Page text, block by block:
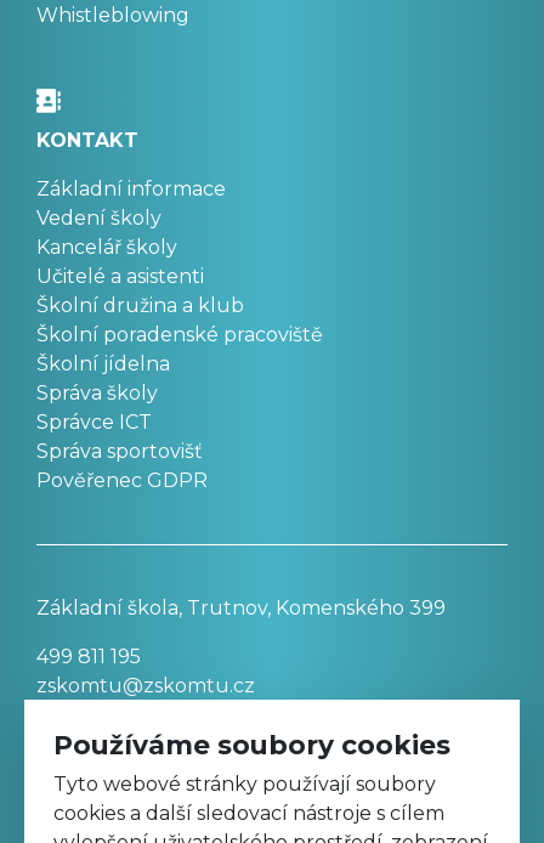
Whistleblowing
KONTAKT
Základní informace
Vedení školy
Kancelář školy
Učitelé a asistenti
Školní družina a klub
Školní poradenské pracoviště
Školní jídelna
Správa školy
Správce ICT
Správa sportovišť
Pověřenec GDPR
Základní škola, Trutnov, Komenského 399
499 811 195
zskomtu@zskomtu.cz
Prohlášení o přístupnosti stránek
Nastavení cookies
Používáme soubory cookies
Tyto webové stránky používají soubory
cookies a další sledovací nástroje s cílem